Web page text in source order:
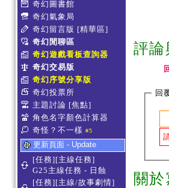
奇幻圖書館
奇幻氣象局
奇幻留言版 [精華區]
奇幻閒聊區
奇幻遊戲看板查詢器
奇幻交易版
奇幻序號分享版
奇幻投票所
主題討論 [焦點]
角色名字顏色計算器
奇怪？不一樣 #5
更新頁面 - Update
[任務][主線任務]
G25主線任務 - 日蝕
[任務][主線/故事劇情]
評論
回
關於